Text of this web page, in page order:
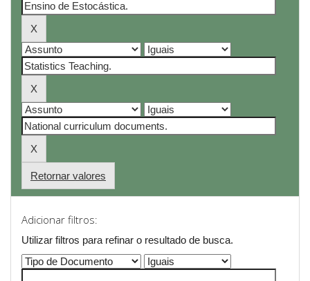
Retornar valores
Adicionar filtros:
Utilizar filtros para refinar o resultado de busca.